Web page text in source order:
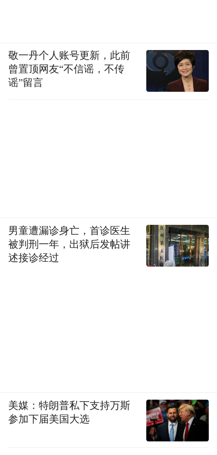
敬一丹个人账号更新，此前
曾置顶网友“不信谣，不传
谣”留言
男童遭漏诊身亡，首诊医生
被判刑一年，出狱后发帖讲
述接诊经过
美媒：特朗普私下支持万斯
参加下届美国大选